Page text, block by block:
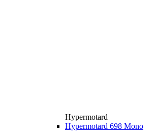
Hypermotard
Hypermotard 698 Mono